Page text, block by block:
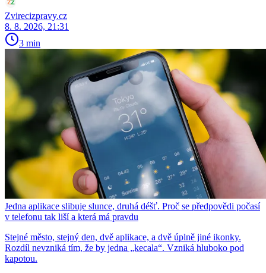
Zvirecizpravy.cz
8. 8. 2026, 21:31
3 min
Jedna aplikace slibuje slunce, druhá déšť. Proč se předpovědi počasí
v telefonu tak liší a která má pravdu
Stejné město, stejný den, dvě aplikace, a dvě úplně jiné ikonky.
Rozdíl nevzniká tím, že by jedna „kecala“. Vzniká hluboko pod
kapotou.